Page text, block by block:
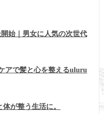
始｜男女に人気の次世代
アで髪と心を整えるuluru
が整う生活に。